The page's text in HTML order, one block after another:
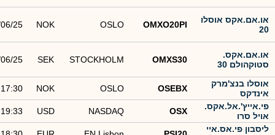
או.אם.אקס אוסלו
20
OMXO20PI
OSLO
NOK
25
או.אם.אקס.
סטוקהולם 30
OMXS30
STOCKHOLM
SEK
25
אוסלו בנצ'מרק
אינדקס
OSEBX
OSLO
NOK
17:30
פי.אייץ'.אל.אקס.
אויל סרו
OSX
NASDAQ
USD
19:33
ליסבון פי.אס.איי